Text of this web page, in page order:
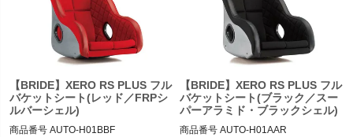
【BRIDE】XERO RS PLUS フル
バケットシート(レッド／FRPシ
ルバーシェル)
商品番号 AUTO-H01BBF
【BRIDE】XERO RS PLUS フル
バケットシート(ブラック／スー
パーアラミド・ブラックシェル)
商品番号 AUTO-H01AAR